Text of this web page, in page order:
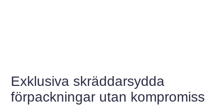
Exklusiva skräddarsydda
förpackningar utan kompromiss